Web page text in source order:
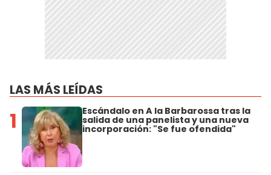
LAS MÁS LEÍDAS
1 Escándalo en A la Barbarossa tras la
salida de una panelista y una nueva
incorporación: "Se fue ofendida"